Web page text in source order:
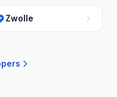
Zwolle